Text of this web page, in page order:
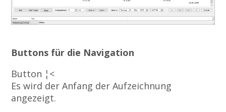
Buttons für die Navigation
Button ¦<
Es wird der Anfang der Aufzeichnung
angezeigt.